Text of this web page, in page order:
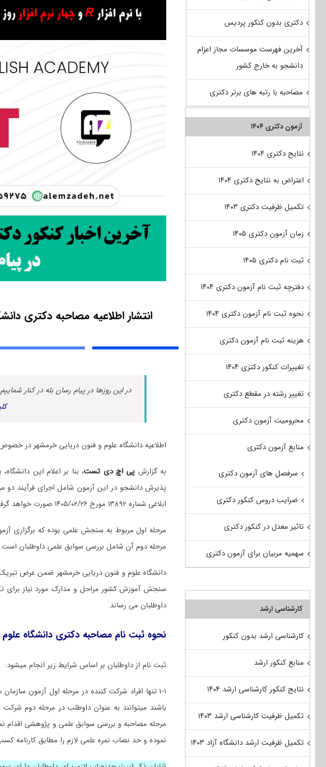
انتشار اطلاعیه مصاحبه دکتری
در این روزها در پیام رسان بله در کنار
اطلاعیه دانشگاه علوم و فنون دریایی خرمشهر در خصوص
به گزارش پی اچ دی تست
پذیرش دانشجو در این آزمون شامل اجرای فرآیند دو
ابلاغی شماره ۱۳۸۹۲ مورخ ۱۴۰۵/۰۲/۲۶ صورت خواهد گرفت.
مرحله اول مربوط به سنجش علمی بوده که برگزاری
مرحله دوم آن شامل بررسی سوابق علمی داوطلبان
دانشگاه علوم و فنون دریایی خرمشهر ضمن عرض
سنجش آموزش کشور مراحل و مدارک مورد نیاز برای
داوطلبان می رساند.
نحوه ثبت نام مصاحبه دکتری دانشگاه
ثبت نام از داوطلبان بر اساس شرایط زیر انجام میشود:
۱-۱ تنها افراد شرکت کننده در مرحله اول آزمون
باشند میتوانند به عنوان داوطلب در مرحله دوم شرکت
مرحله مصاحبه و بررسی سوابق علمی و پژوهشی اقدام
نموده و حد نصاب نمره علمی لازم را مطابق کارنامه
دکتری بدون کنکور پردیس
آخرین فهرست موسسات مجاز اعزام
دانشجو به خارج کشور
مصاحبه با رتبه های برتر دکتری
آزمون دکتری ۱۴۰۴
نتایج دکتری ۱۴۰۴
اعتراض به نتایج دکتری ۱۴۰۴
تکمیل ظرفیت دکتری ۱۴۰۳
زمان آزمون دکتری ۱۴۰۵
ثبت نام دکتری ۱۴۰۵
دفترچه ثبت نام آزمون دکتری ۱۴۰۴
نحوه ثبت نام آزمون دکتری ۱۴۰۴
هزینه ثبت نام آزمون دکتری
تغییرات کنکور دکتری ۱۴۰۴
تغییر رشته در مقطع دکتری
محرومیت آزمون دکتری
منابع آزمون دکتری
سرفصل های آزمون دکتری
ضرایب دروس کنکور دکتری
تاثیر معدل در کنکور دکتری
سهمیه مربیان برای آزمون دکتری
کارشناسی ارشد
کارشناسی ارشد بدون کنکور
منابع کنکور ارشد
نتایج کنکور کارشناسی ارشد ۱۴۰۴
تکمیل ظرفیت کارشناسی ارشد ۱۴۰۳
تکمیل ظرفیت ارشد دانشگاه آزاد ۱۴۰۳